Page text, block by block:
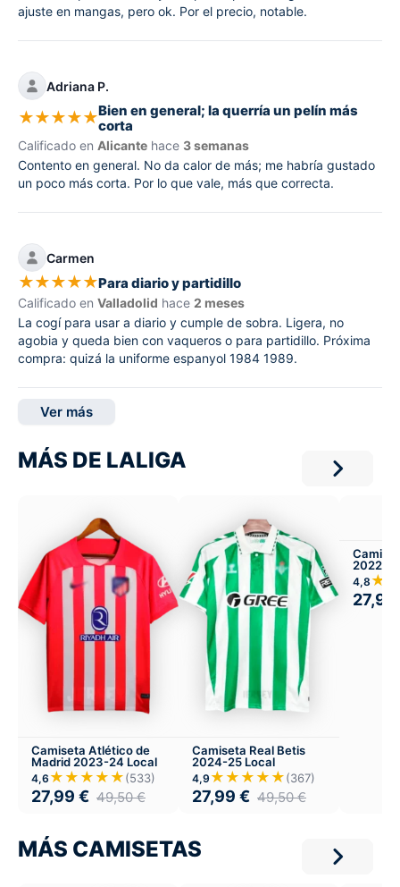
ajuste en mangas, pero ok. Por el precio, notable.
Adriana P.
★★★★★Bien en general; la querría un pelín más
corta
Calificado en Alicante hace 3 semanas
Contento en general. No da calor de más; me habría gustado
un poco más corta. Por lo que vale, más que correcta.
Carmen
★★★★★Para diario y partidillo
Calificado en Valladolid hace 2 meses
La cogí para usar a diario y cumple de sobra. Ligera, no
agobia y queda bien con vaqueros o para partidillo. Próxima
compra: quizá la uniforme espanyol 1984 1989.
Ver más
MÁS DE LALIGA
Camiseta Atlético de
Madrid 2023-24 Local
4,6 ★★★★★(533)
27,99 € 49,50€
Camiseta Real Betis
2024-25 Local
4,9 ★★★★★(367)
27,99 € 49,50€
2022-
4,8
27,99
MÁS CAMISETAS